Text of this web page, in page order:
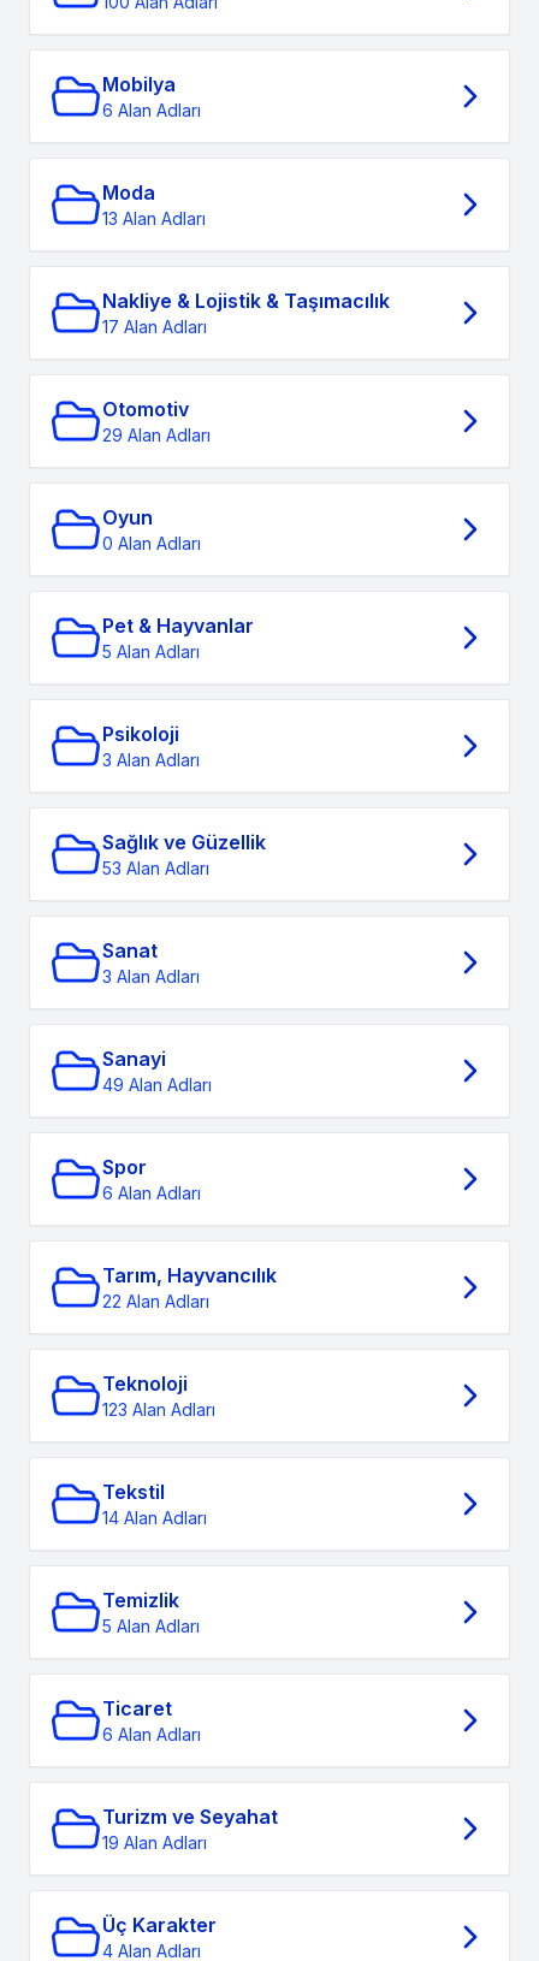
Mobilya
6 Alan Adları
Moda
13 Alan Adları
Nakliye & Lojistik & Taşımacılık
17 Alan Adları
Otomotiv
29 Alan Adları
Oyun
0 Alan Adları
Pet & Hayvanlar
5 Alan Adları
Psikoloji
3 Alan Adları
Sağlık ve Güzellik
53 Alan Adları
Sanat
3 Alan Adları
Sanayi
49 Alan Adları
Spor
6 Alan Adları
Tarım, Hayvancılık
22 Alan Adları
Teknoloji
123 Alan Adları
Tekstil
14 Alan Adları
Temizlik
5 Alan Adları
Ticaret
6 Alan Adları
Turizm ve Seyahat
19 Alan Adları
Üç Karakter
4 Alan Adları